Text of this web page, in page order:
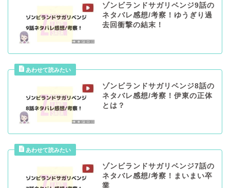
ゾンビランドサガリベンジ9話の
ネタバレ感想/考察！ゆうぎり過
去回衝撃の結末！
ゾンビランドサガリベンジ8話の
ネタバレ感想/考察！伊東の正体
とは？
ゾンビランドサガリベンジ7話の
ネタバレ感想/考察！まいまい卒
業